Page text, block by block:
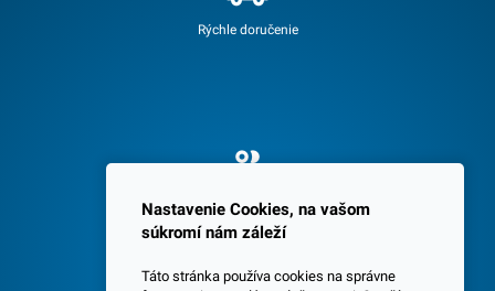
Rýchle doručenie
Spokojných 3600 zákazníkov
Nastavenie Cookies, na vašom
súkromí nám záleží
Táto stránka používa cookies na správne